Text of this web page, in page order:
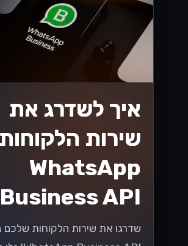
טכנולוגיה
ניווט בשינויים
במיסוי בישראל:
שעסקים קטנים